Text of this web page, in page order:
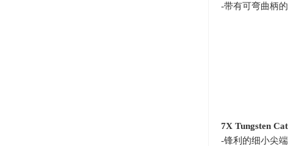
-带有可弯曲柄
7X Tungsten
-锋利的细小尖